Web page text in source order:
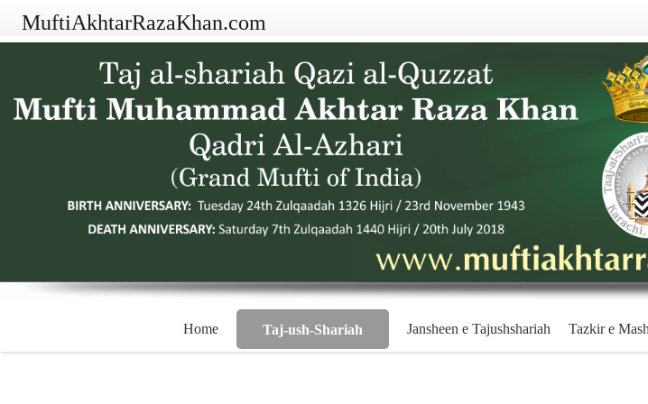
MuftiAkhtarRazaKhan.com
Home Taj-ush-Shariah Jansheen e Tajushshariah Tazkir e